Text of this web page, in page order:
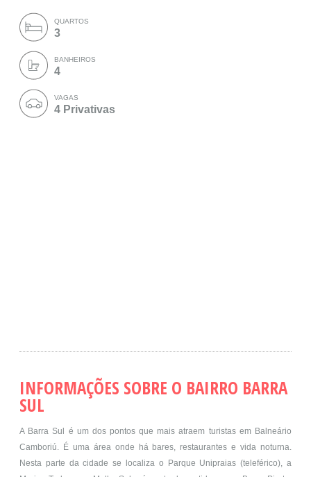
QUARTOS
3
BANHEIROS
4
VAGAS
4 Privativas
INFORMAÇÕES SOBRE O BAIRRO BARRA
SUL
A Barra Sul é um dos pontos que mais atraem turistas em Balneário
Camboriú. É uma área onde há bares, restaurantes e vida noturna.
Nesta parte da cidade se localiza o Parque Unipraias (teleférico), a